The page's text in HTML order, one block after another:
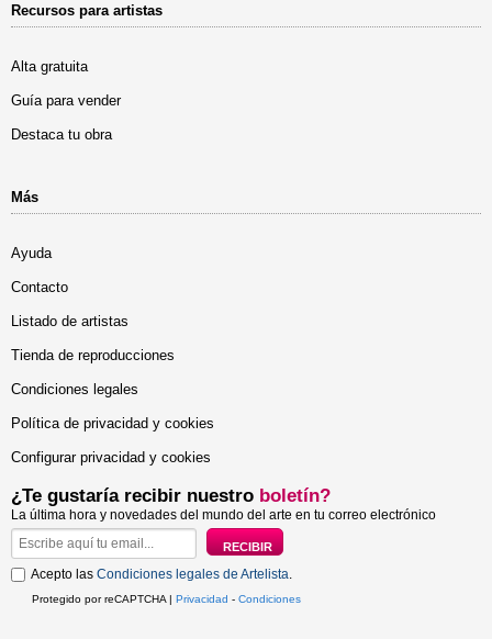
Recursos para artistas
Alta gratuita
Guía para vender
Destaca tu obra
Más
Ayuda
Contacto
Listado de artistas
Tienda de reproducciones
Condiciones legales
Política de privacidad y cookies
Configurar privacidad y cookies
¿Te gustaría recibir nuestro boletín?
La última hora y novedades del mundo del arte en tu correo electrónico
Acepto las Condiciones legales de Artelista.
Protegido por reCAPTCHA | Privacidad - Condiciones